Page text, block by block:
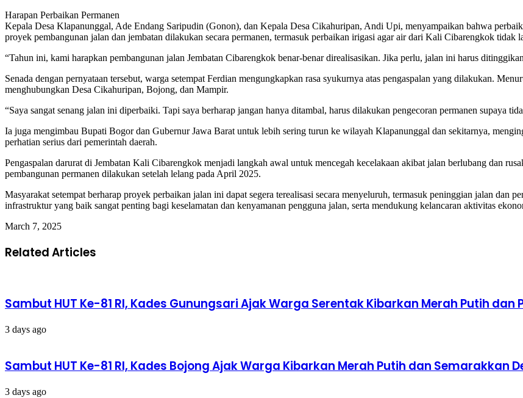
Harapan Perbaikan Permanen
Kepala Desa Klapanunggal, Ade Endang Saripudin (Gonon), dan Kepala Desa Cikahuripan, Andi Upi, menyampaikan bahwa
proyek pembangunan jalan dan jembatan dilakukan secara permanen, termasuk perbaikan irigasi agar air dari Kali Cibarengkok tidak
“Tahun ini, kami harapkan pembangunan jalan Jembatan Cibarengkok benar-benar direalisasikan. Jika perlu, jalan ini harus
Senada dengan pernyataan tersebut, warga setempat Ferdian mengungkapkan rasa syukurnya atas pengaspalan yang dilakukan.
menghubungkan Desa Cikahuripan, Bojong, dan Mampir.
“Saya sangat senang jalan ini diperbaiki. Tapi saya berharap jangan hanya ditambal, harus dilakukan pengecoran permanen supaya
Ia juga mengimbau Bupati Bogor dan Gubernur Jawa Barat untuk lebih sering turun ke wilayah Klapanunggal dan sekitarnya,
perhatian serius dari pemerintah daerah.
Pengaspalan darurat di Jembatan Kali Cibarengkok menjadi langkah awal untuk mencegah kecelakaan akibat jalan berlubang dan
pembangunan permanen dilakukan setelah lelang pada April 2025.
Masyarakat setempat berharap proyek perbaikan jalan ini dapat segera terealisasi secara menyeluruh, termasuk peninggian jalan dan
infrastruktur yang baik sangat penting bagi keselamatan dan kenyamanan pengguna jalan, serta mendukung kelancaran aktivitas
March 7, 2025
Related Articles
Sambut HUT Ke-81 RI, Kades Gunungsari Ajak Warga Serentak Kibarkan Merah Putih
3 days ago
Sambut HUT Ke-81 RI, Kades Bojong Ajak Warga Kibarkan Merah Putih dan
3 days ago